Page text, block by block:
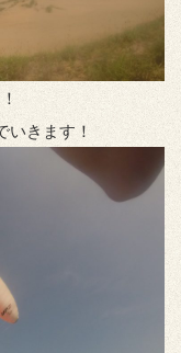
いきます！